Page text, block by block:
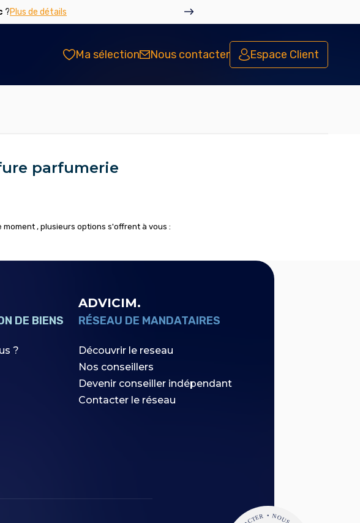
?Plus de détails
Ma sélection Nous contacter Espace Client
parfumerie
, plusieurs options s'offrent à vous :
DE BIENS
?
ADVICIM.
RÉSEAU DE MANDATAIRES
Découvrir le reseau
Nos conseillers
Devenir conseiller indépendant
Contacter le réseau